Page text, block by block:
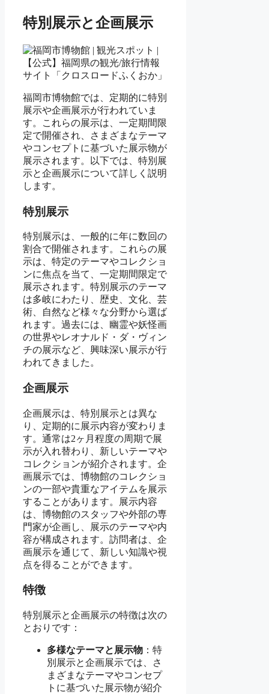
特別展示と企画展示
福岡市博物館では、定期的に特別
展示や企画展示が行われていま
す。これらの展示は、一定期間限
定で開催され、さまざまなテーマ
やコンセプトに基づいた展示物が
展示されます。以下では、特別展
示と企画展示について詳しく説明
します。
特別展示
特別展示は、一般的に年に数回の
割合で開催されます。これらの展
示は、特定のテーマやコレクショ
ンに焦点を当て、一定期間限定で
展示されます。特別展示のテーマ
は多岐にわたり、歴史、文化、芸
術、自然など様々な分野から選ば
れます。過去には、幽霊や妖怪画
の世界やレオナルド・ダ・ヴィン
チの展示など、興味深い展示が行
われてきました。
企画展示
企画展示は、特別展示とは異な
り、定期的に展示内容が変わりま
す。通常は2ヶ月程度の周期で展
示が入れ替わり、新しいテーマや
コレクションが紹介されます。企
画展示では、博物館のコレクショ
ンの一部や貴重なアイテムを展示
することがあります。展示内容
は、博物館のスタッフや外部の専
門家が企画し、展示のテーマや内
容が構成されます。訪問者は、企
画展示を通じて、新しい知識や視
点を得ることができます。
特徴
特別展示と企画展示の特徴は次の
とおりです：
多様なテーマと展示物 ：特
別展示と企画展示では、さ
まざまなテーマやコンセプ
トに基づいた展示物が紹介